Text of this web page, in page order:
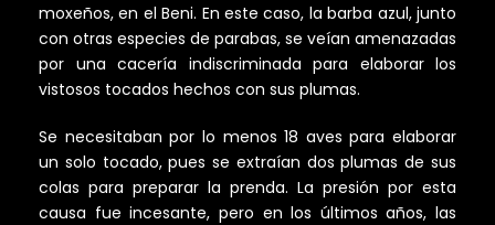
moxeños, en el Beni. En este caso, la barba azul, junto
con otras especies de parabas, se veían amenazadas
por una cacería indiscriminada para elaborar los
vistosos tocados hechos con sus plumas.
Se necesitaban por lo menos 18 aves para elaborar
un solo tocado, pues se extraían dos plumas de sus
colas para preparar la prenda. La presión por esta
causa fue incesante, pero en los últimos años, las